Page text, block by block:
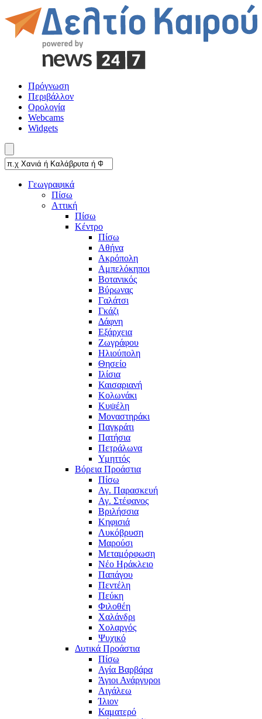
Πρόγνωση
Περιβάλλον
Ορολογία
Webcams
Widgets
Γεωγραφικά
Πίσω
Αττική
Πίσω
Κέντρο
Πίσω
Αθήνα
Ακρόπολη
Αμπελόκηποι
Βοτανικός
Βύρωνας
Γαλάτσι
Γκάζι
Δάφνη
Εξάρχεια
Ζωγράφου
Ηλιούπολη
Θησείο
Ιλίσια
Καισαριανή
Κολωνάκι
Κυψέλη
Μοναστηράκι
Παγκράτι
Πατήσια
Πετράλωνα
Υμηττός
Βόρεια Προάστια
Πίσω
Αγ. Παρασκευή
Αγ. Στέφανος
Βριλήσσια
Κηφισιά
Λυκόβρυση
Μαρούσι
Μεταμόρφωση
Νέο Ηράκλειο
Παπάγου
Πεντέλη
Πεύκη
Φιλοθέη
Χαλάνδρι
Χολαργός
Ψυχικό
Δυτικά Προάστια
Πίσω
Αγία Βαρβάρα
Άγιοι Ανάργυροι
Αιγάλεω
Ίλιον
Καματερό